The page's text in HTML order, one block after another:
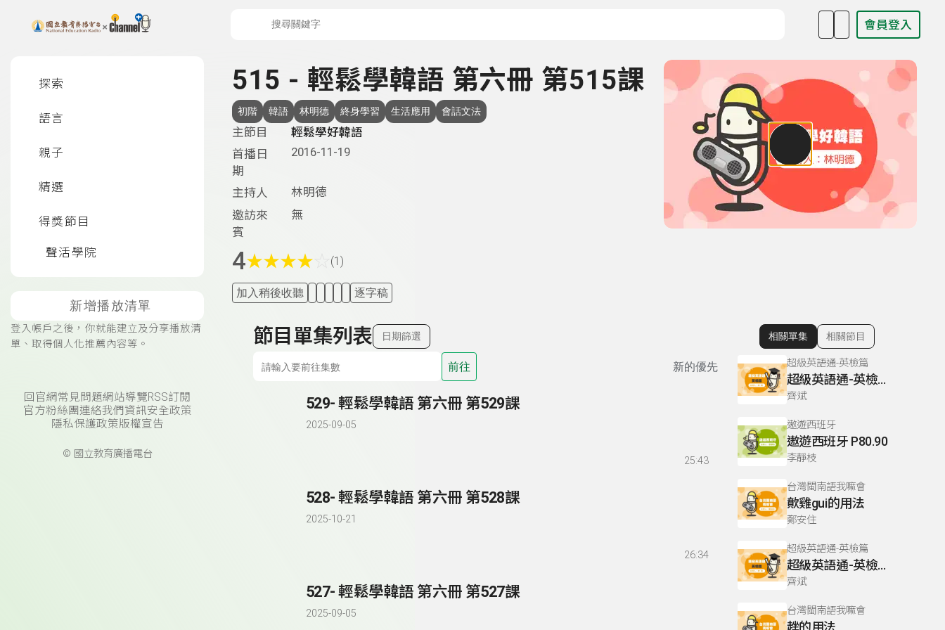
上方功能區塊 會員登入
探索
語言
親子
精選
得獎節目
聲活學院
新增播放清單
登入帳戶之後，你就能建立及分享播放清
單、取得個人化推薦內容等。
回官網常見問題網站導覽RSS訂閱
官方粉絲團連絡我們 資訊安全政策
隱私保護政策版權宣告
© 國立教育廣播電台
515 - 輕鬆學韓語 第六冊 第515課
初階 韓語 林明德 終身學習 生活應用 會話文法
主節目
輕鬆學好韓語
首播日
期
2016-11-19
主持人
林明德
邀訪來
賓
無
4★★★★ (1)
加入稍後收聽 逐字稿
節目單集列表 日期篩選
前往 新的優先
529- 輕鬆學韓語 第六冊 第529課
2025-09-05
25:43
528- 輕鬆學韓語 第六冊 第528課
2025-10-21
26:34
527- 輕鬆學韓語 第六冊 第527課
2025-09-05
顯示相關單集
相關單集 相關節目
超級英語通-英檢篇
超級英語通-英檢篇 083 Cloze Test/段落填空-13
齊斌
遨遊西班牙
遨遊西班牙 P80.90
李靜枝
台灣閩南語我嘛會
歕雞gui的用法
鄭安住
超級英語通-英檢篇
超級英語通-英檢篇 035 Weekend Trip- 週末旅遊
齊斌
台灣閩南語我嘛會
趖的用法